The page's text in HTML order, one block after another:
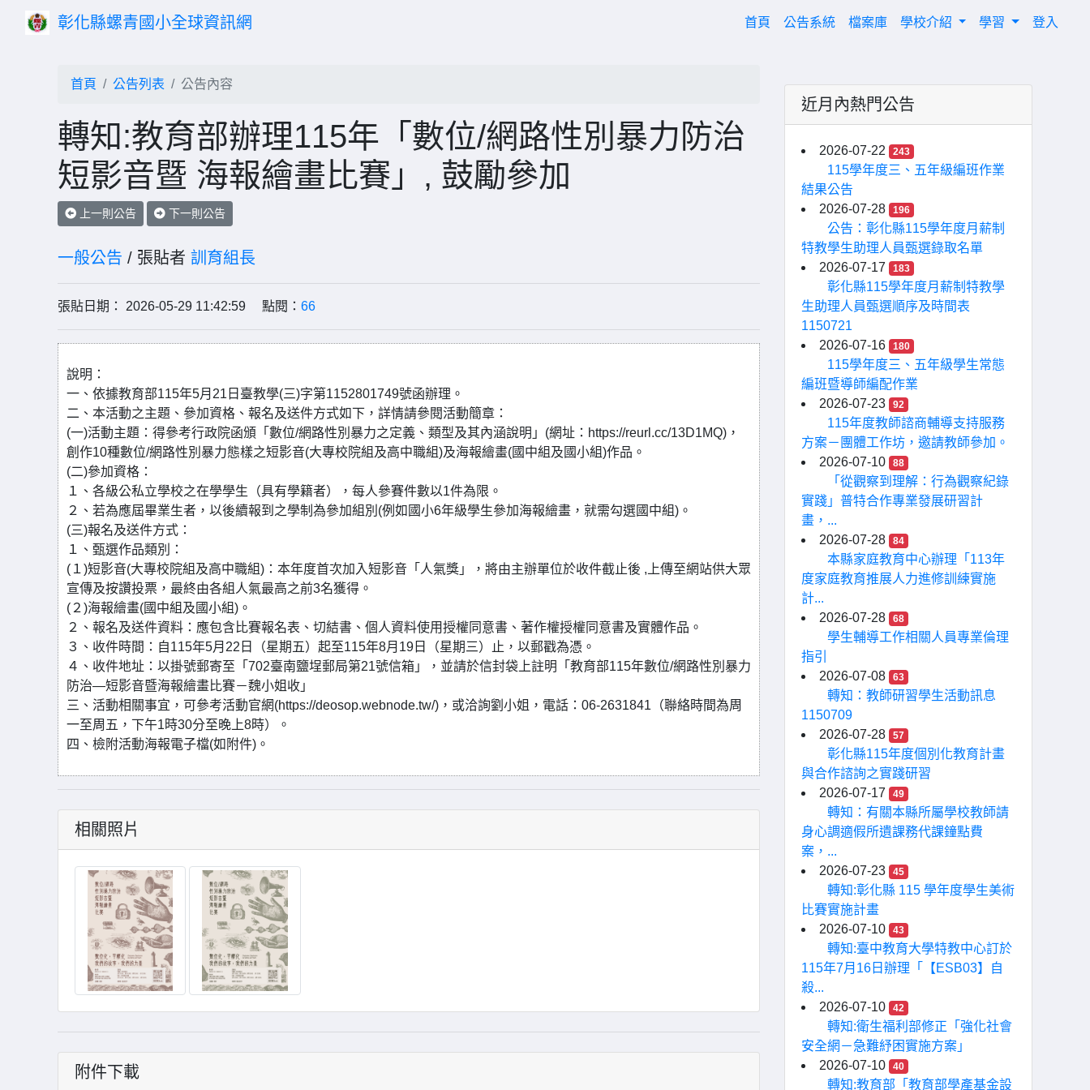
彰化縣螺青國小全球資訊網 首頁(current)
公告系統 檔案庫 學校介紹 學習 登入
首頁 公告列表 公告內容
轉知:教育部辦理115年「數位/網路性別暴力防治
短影音暨 海報繪畫比賽」, 鼓勵參加
上一則公告 下一則公告
一般公告 / 張貼者 訓育組長
張貼日期： 2026-05-29 11:42:59 點閱： 66
說明：
一、依據教育部115年5月21日臺教學(三)字第1152801749號函辦理。
二、本活動之主題、參加資格、報名及送件方式如下，詳情請參閱活動簡章：
(一)活動主題：得參考行政院函頒「數位/網路性別暴力之定義、類型及其內涵說明」(網址：https://reurl.cc/13D1MQ)，
創作10種數位/網路性別暴力態樣之短影音(大專校院組及高中職組)及海報繪畫(國中組及國小組)作品。
(二)參加資格：
１、各級公私立學校之在學學生（具有學籍者），每人參賽件數以1件為限。
２、若為應屆畢業生者，以後續報到之學制為參加組別(例如國小6年級學生參加海報繪畫，就需勾選國中組)。
(三)報名及送件方式：
１、甄選作品類別：
(１)短影音(大專校院組及高中職組)：本年度首次加入短影音「人氣獎」，將由主辦單位於收件截止後 ,上傳至網站供大眾
宣傳及按讚投票，最終由各組人氣最高之前3名獲得。
(２)海報繪畫(國中組及國小組)。
２、報名及送件資料：應包含比賽報名表、切結書、個人資料使用授權同意書、著作權授權同意書及實體作品。
３、收件時間：自115年5月22日（星期五）起至115年8月19日（星期三）止，以郵戳為憑。
４、收件地址：以掛號郵寄至「702臺南鹽埕郵局第21號信箱」，並請於信封袋上註明「教育部115年數位/網路性別暴力
防治—短影音暨海報繪畫比賽－魏小姐收」
三、活動相關事宜，可參考活動官網(https://deosop.webnode.tw/)，或洽詢劉小姐，電話：06-2631841（聯絡時間為周
一至周五，下午1時30分至晚上8時）。
四、檢附活動海報電子檔(如附件)。
相關照片
附件下載
近月內熱門公告
2026-07-22 243
115學年度三、五年級編班作業
結果公告
2026-07-28
196
公告：彰化縣115學年度月薪制
特教學生助理人員甄選錄取名單
2026-07-17
183
彰化縣115學年度月薪制特教學
生助理人員甄選順序及時間表
1150721
2026-07-16
180
115學年度三、五年級學生常態
編班暨導師編配作業
2026-07-23
92
115年度教師諮商輔導支持服務
方案－團體工作坊，邀請教師參加。
2026-07-10
88
「從觀察到理解：行為觀察紀錄
實踐」普特合作專業發展研習計
畫，...
2026-07-28
84
本縣家庭教育中心辦理「113年
度家庭教育推展人力進修訓練實施
計...
2026-07-28
68
學生輔導工作相關人員專業倫理
指引
2026-07-08
63
轉知：教師研習學生活動訊息
1150709
2026-07-28
57
彰化縣115年度個別化教育計畫
與合作諮詢之實踐研習
2026-07-17
49
轉知：有關本縣所屬學校教師請
身心調適假所遺課務代課鐘點費
案，...
2026-07-23
45
轉知:彰化縣 115 學年度學生美術
比賽實施計畫
2026-07-10
43
轉知:臺中教育大學特教中心訂於
115年7月16日辦理「【ESB03】自
殺...
2026-07-10
42
轉知:衛生福利部修正「強化社會
安全網－急難紓困實施方案」
2026-07-10
40
轉知:教育部「教育部學產基金設